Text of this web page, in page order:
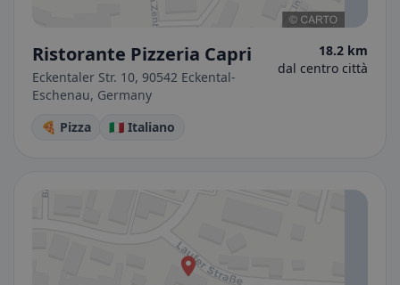
Ristorante Pizzeria Capri
Eckentaler Str. 10, 90542 Eckental-
Eschenau, Germany
18.2 km
dal centro città
🍕 Pizza 🇮🇹 Italiano